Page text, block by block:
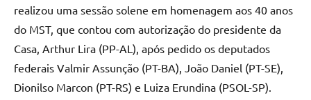
realizou uma sessão solene em homenagem aos 40 anos
do MST, que contou com autorização do presidente da
Casa, Arthur Lira (PP-AL), após pedido os deputados
federais Valmir Assunção (PT-BA), João Daniel (PT-SE),
Dionilso Marcon (PT-RS) e Luiza Erundina (PSOL-SP).